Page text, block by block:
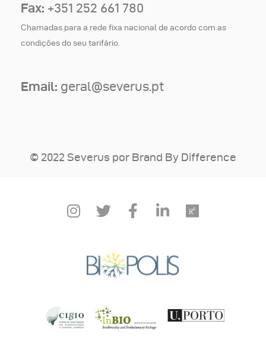
Fax: +351 252 661 780
Chamadas para a rede fixa nacional de acordo com as
condições do seu tarifário.
Email: geral@severus.pt
© 2022 Severus por Brand By Difference